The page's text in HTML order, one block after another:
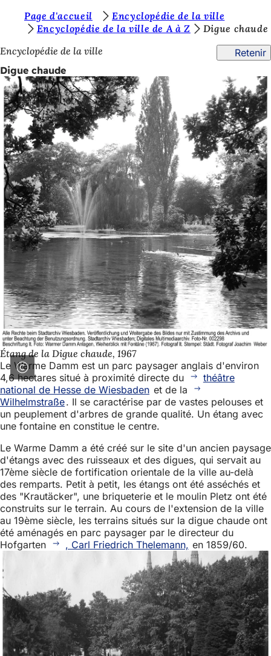
Accéder au contenu
u
s
ê
t
e
s
i
c
i
:
Page d'accueil
Encyclopédie de la ville
Encyclopédie de la ville de A à Z
Digue chaude
Encyclopédie de la ville
Retenir
Digue chaude
Étang de la Digue chaude, 1967
Le Warme Damm est un parc paysager anglais d'environ
4,6 hectares situé à proximité directe du
théâtre
national de Hesse de Wiesbaden et de la
Wilhelmstraße. Il se caractérise par de vastes pelouses et
un peuplement d'arbres de grande qualité. Un étang avec
une fontaine en constitue le centre.
Le Warme Damm a été créé sur le site d'un ancien paysage
d'étangs avec des ruisseaux et des digues, qui servait au
17ème siècle de fortification orientale de la ville au-delà
des remparts. Petit à petit, les étangs ont été asséchés et
des "Krautäcker", une briqueterie et le moulin Pletz ont été
construits sur le terrain. Au cours de l'extension de la ville
au 19ème siècle, les terrains situés sur la digue chaude ont
été aménagés en parc paysager par le directeur du
Hofgarten
, Carl Friedrich Thelemann, en 1859/60.